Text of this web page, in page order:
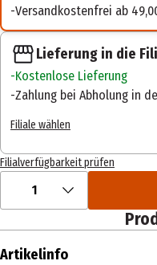
Versandkostenfrei ab
Lieferung in die
Kostenlose Lieferung
Zahlung bei Abholung in
Filiale wählen
Filialverfügbarkeit prüfen
1
Artikelinfo